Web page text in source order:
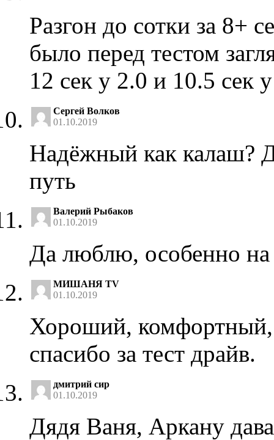
Разгон до сотки за 8+
было перед тестом
12 сек у 2.0 и 10.5 сек
Сергей Волков
01.10.2019
Надёжный как калаш?
путь
Валерий Рыбаков
01.10.2019
Да люблю, особенно
МИШАНЯ TV
01.10.2019
Хороший,
спасибо за тест драйв.
дмитрий сир
01.10.2019
Дядя Ваня, Аркану